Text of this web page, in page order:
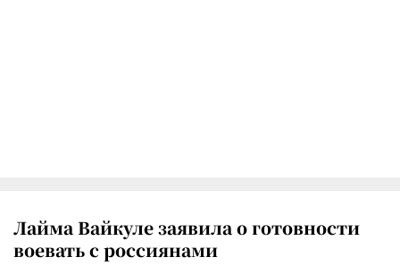
Лайма Вайкуле заявила о готовности
воевать с россиянами